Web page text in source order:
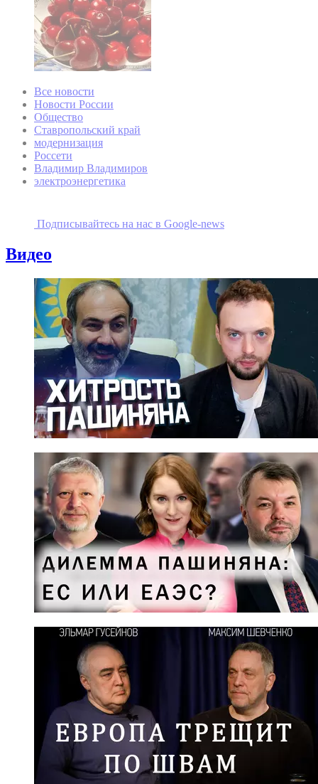
Все новости
Новости России
Общество
Ставропольский край
модернизация
Россети
Владимир Владимиров
электроэнергетика
Подписывайтесь на наc в Google-news
Видео